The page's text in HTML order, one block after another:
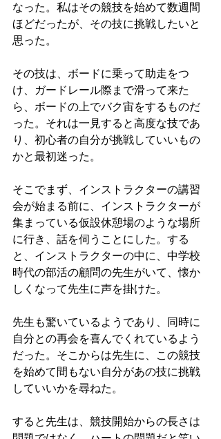
なった。私はその競技を始めて数週間
ほどだったが、その技に挑戦したいと
思った。
その技は、ボードに乗って助走をつ
け、ガードレール際まで滑って来た
ら、ボードの上でバク宙をするものだ
った。それは一見すると高度な技であ
り、初心者の自分が挑戦していいもの
かと最初迷った。
そこでまず、インストラクターの講習
会が始まる前に、インストラクターが
集まっている仮設休憩場のような場所
に行き、話を伺うことにした。する
と、インストラクターの中に、中学校
時代の部活の顧問の先生がいて、懐か
しくなって先生に声を掛けた。
先生も驚いているようであり、同時に
自分との再会を喜んでくれているよう
だった。そこからは先生に、この競技
を始めて間もない自分があの技に挑戦
していいかを尋ねた。
すると先生は、競技開始からの長さは